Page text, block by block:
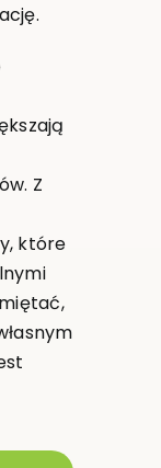
Z
które